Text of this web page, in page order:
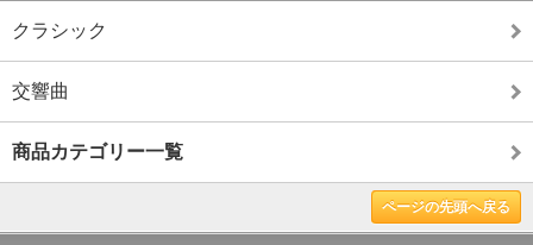
クラシック
交響曲
商品カテゴリー一覧
ページの先頭へ戻る